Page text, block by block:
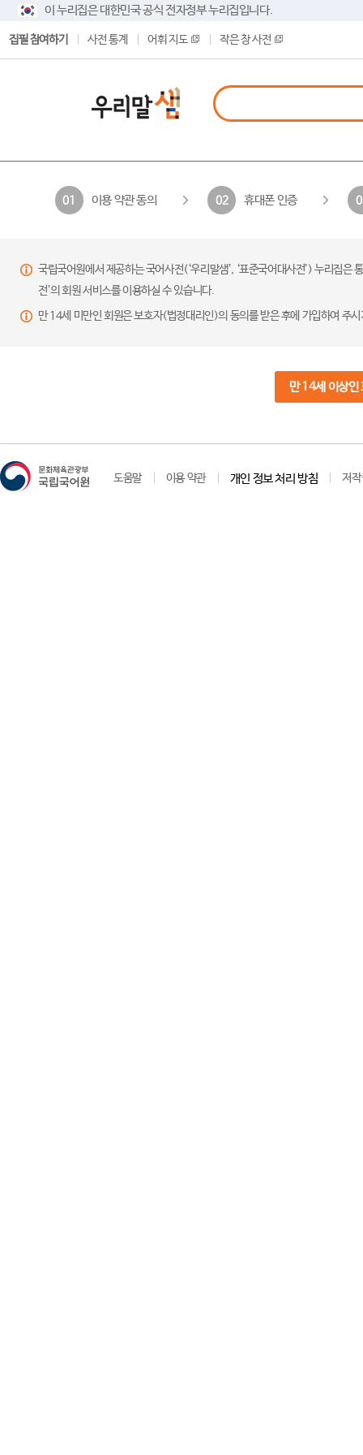
이 누리집은 대한민국 공식 전자정부 누리집입니다.
집필 참여하기 사전 통계 어휘 지도 작은 창 사전
01 이용 약관 동의 02 휴대폰 인증
국립국어원에서 제공하는 국어사전(‘우리말샘’, ‘표준국어대사전’) 누리집
전’의 회원 서비스를 이용하실 수 있습니다.
만 14세 미만인 회원은 보호자(법정대리인)의 동의를 받은 후에 가입하여 주
만 14세 이상인
도움말 이용 약관 개인 정보 처리 방침 저